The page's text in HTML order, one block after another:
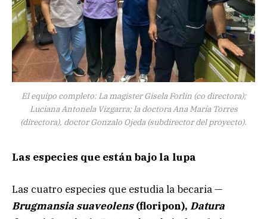
El equipo completo: La magister Gisela Forlin (co directora);
Luciana Antonela Vizgarra; la doctora Ana María Torres
(directora), doctor Gonzalo Ojeda (subdirector del proyecto).
Las especies que están bajo la lupa
Las cuatro especies que estudia la becaria —
Brugmansia suaveolens(floripon), Datura